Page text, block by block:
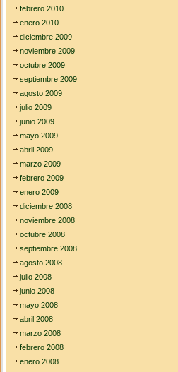
febrero 2010
enero 2010
diciembre 2009
noviembre 2009
octubre 2009
septiembre 2009
agosto 2009
julio 2009
junio 2009
mayo 2009
abril 2009
marzo 2009
febrero 2009
enero 2009
diciembre 2008
noviembre 2008
octubre 2008
septiembre 2008
agosto 2008
julio 2008
junio 2008
mayo 2008
abril 2008
marzo 2008
febrero 2008
enero 2008